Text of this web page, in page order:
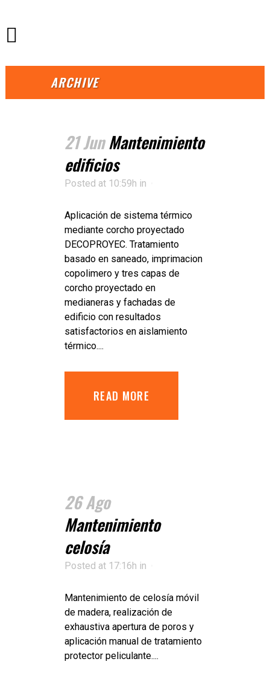
ARCHIVE
21 Jun Mantenimiento
edificios
Posted at 10:59h in
Aplicación de sistema térmico
mediante corcho proyectado
DECOPROYEC. Tratamiento
basado en saneado, imprimacion
copolimero y tres capas de
corcho proyectado en
medianeras y fachadas de
edificio con resultados
satisfactorios en aislamiento
térmico....
READ MORE
26 Ago
Mantenimiento
celosía
Posted at 17:16h in
Mantenimiento de celosía móvil
de madera, realización de
exhaustiva apertura de poros y
aplicación manual de tratamiento
protector peliculante....